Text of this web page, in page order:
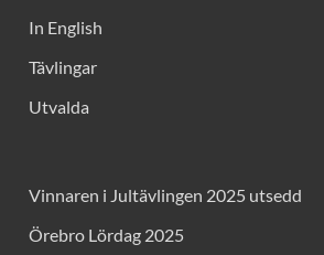
In English
Tävlingar
Utvalda
Vinnaren i Jultävlingen 2025 utsedd
Örebro Lördag 2025